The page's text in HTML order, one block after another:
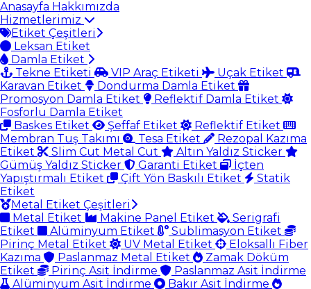
Anasayfa Hakkımızda
Hizmetlerimiz
Etiket Çeşitleri
Leksan Etiket
Damla Etiket
Tekne Etiketi
VIP Araç Etiketi
Uçak Etiket
Karavan Etiket
Dondurma Damla Etiket
Promosyon Damla Etiket
Reflektif Damla Etiket
Fosforlu Damla Etiket
Baskes Etiket
Şeffaf Etiket
Reflektif Etiket
Membran Tuş Takımı
Tesa Etiket
Rezopal Kazıma
Etiket
Slim Cut Metal Cut
Altın Yaldız Sticker
Gümüş Yaldız Sticker
Garanti Etiket
İçten
Yapıştırmalı Etiket
Çift Yön Baskılı Etiket
Statik
Etiket
Metal Etiket Çeşitleri
Metal Etiket
Makine Panel Etiket
Serigrafi
Etiket
Alüminyum Etiket
Sublimasyon Etiket
Pirinç Metal Etiket
UV Metal Etiket
Eloksallı Fiber
Kazıma
Paslanmaz Metal Etiket
Zamak Döküm
Etiket
Pirinç Asit İndirme
Paslanmaz Asit İndirme
Alüminyum Asit İndirme
Bakır Asit İndirme